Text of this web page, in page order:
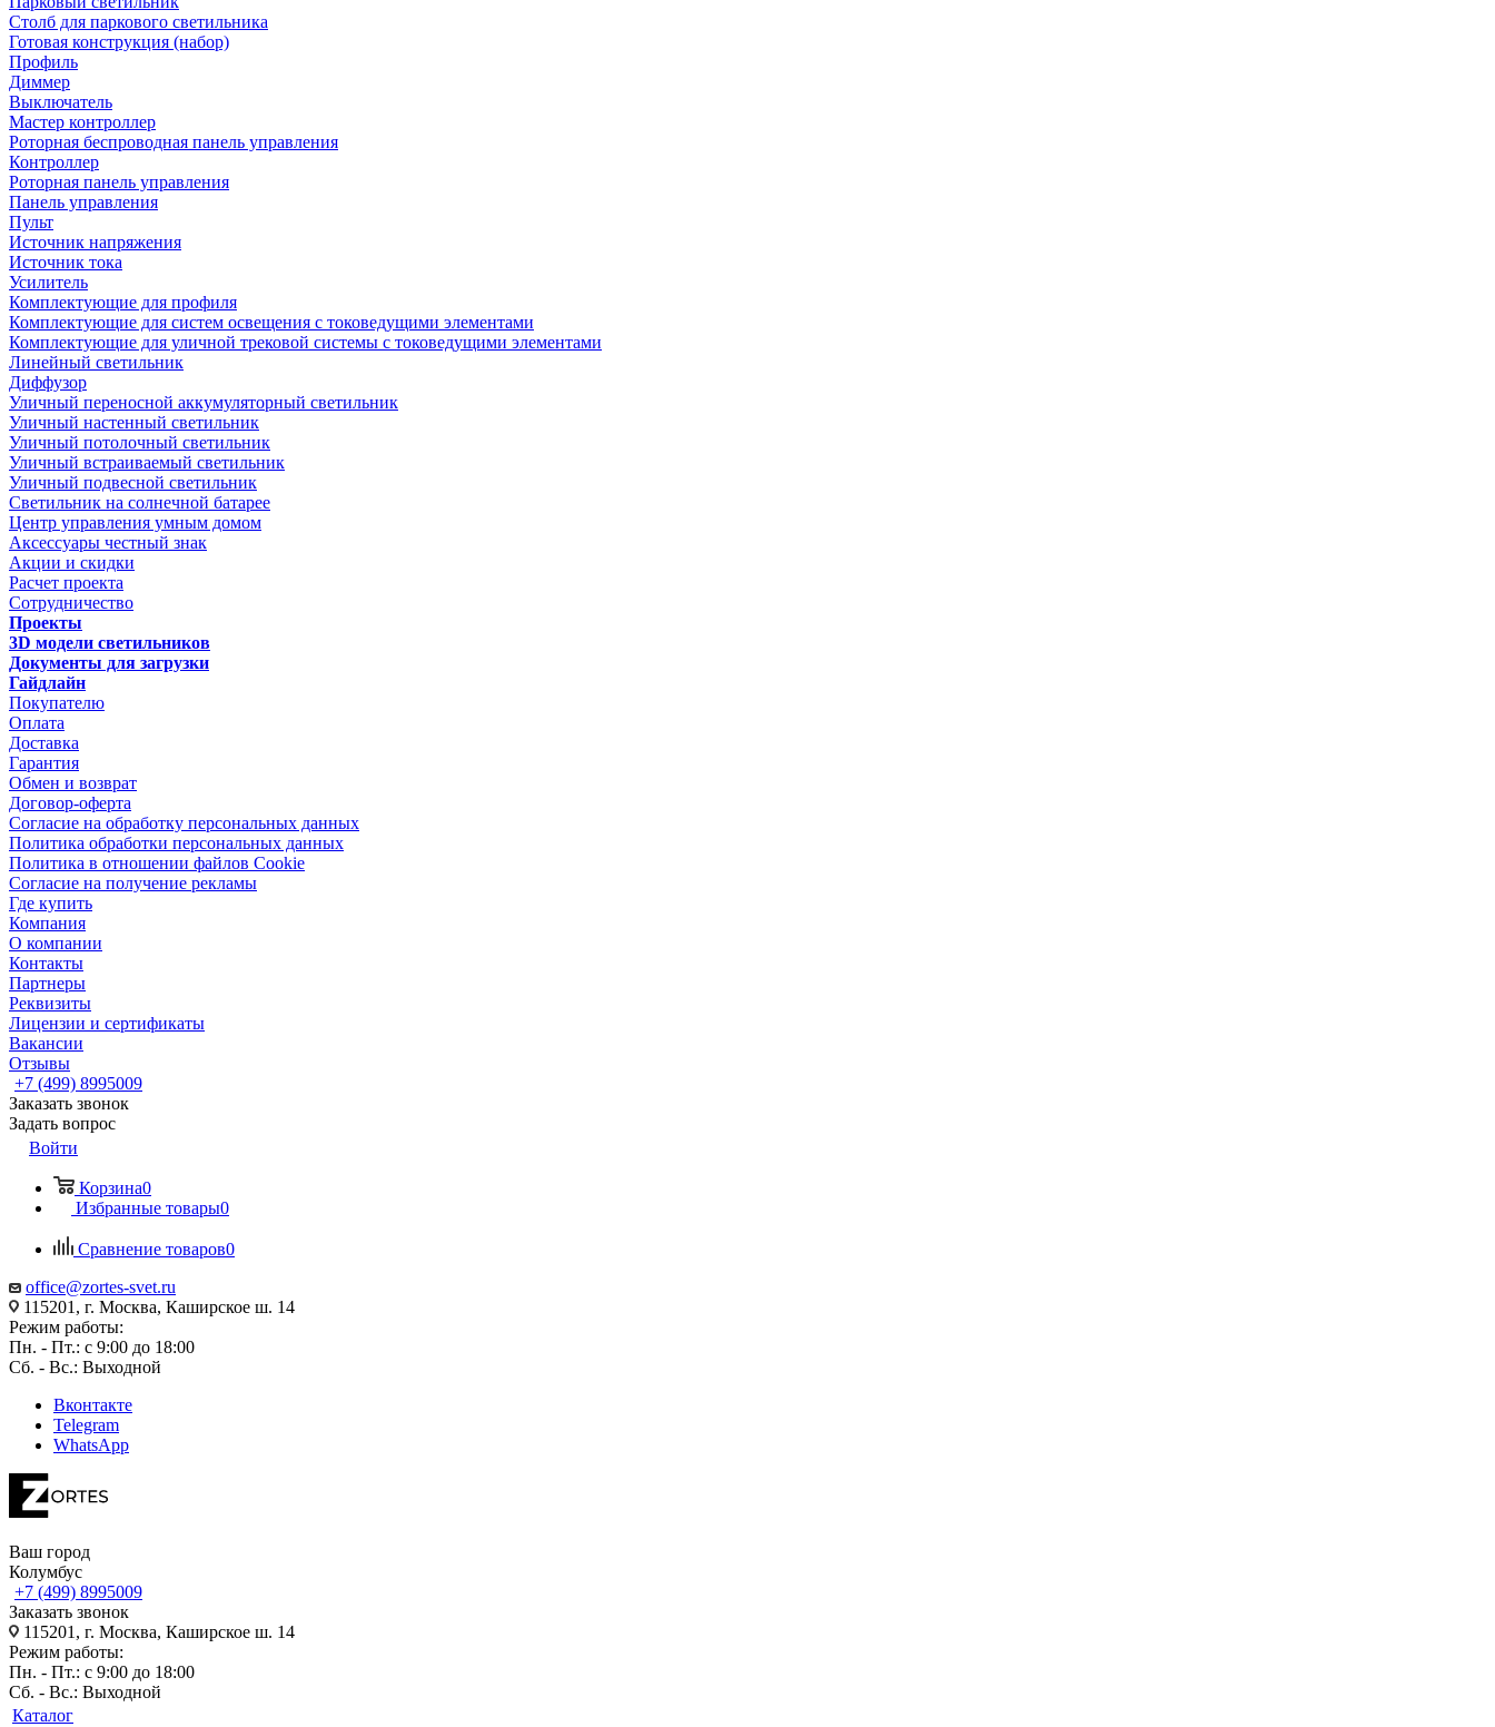
Столб для паркового светильника
Готовая конструкция (набор)
Профиль
Диммер
Выключатель
Мастер контроллер
Роторная беспроводная панель управления
Контроллер
Роторная панель управления
Панель управления
Пульт
Источник напряжения
Источник тока
Усилитель
Комплектующие для профиля
Комплектующие для систем освещения с токоведущими элементами
Комплектующие для уличной трековой системы с токоведущими элементами
Линейный светильник
Диффузор
Уличный переносной аккумуляторный светильник
Уличный настенный светильник
Уличный потолочный светильник
Уличный встраиваемый светильник
Уличный подвесной светильник
Светильник на солнечной батарее
Центр управления умным домом
Аксессуары честный знак
Акции и скидки
Расчет проекта
Сотрудничество
Проекты
3D модели светильников
Документы для загрузки
Гайдлайн
Покупателю
Оплата
Доставка
Гарантия
Обмен и возврат
Договор-оферта
Согласие на обработку персональных данных
Политика обработки персональных данных
Политика в отношении файлов Cookie
Согласие на получение рекламы
Где купить
Компания
О компании
Контакты
Партнеры
Реквизиты
Лицензии и сертификаты
Вакансии
Отзывы
+7 (499) 8995009
Заказать звонок
Задать вопрос
Войти
Корзина0
Избранные товары0
Сравнение товаров0
office@zortes-svet.ru
115201, г. Москва, Каширское ш. 14
Режим работы:
Пн. - Пт.: с 9:00 до 18:00
Сб. - Вс.: Выходной
Вконтакте
Telegram
WhatsApp
Ваш город
Колумбус
+7 (499) 8995009
Заказать звонок
115201, г. Москва, Каширское ш. 14
Режим работы:
Пн. - Пт.: с 9:00 до 18:00
Сб. - Вс.: Выходной
Каталог